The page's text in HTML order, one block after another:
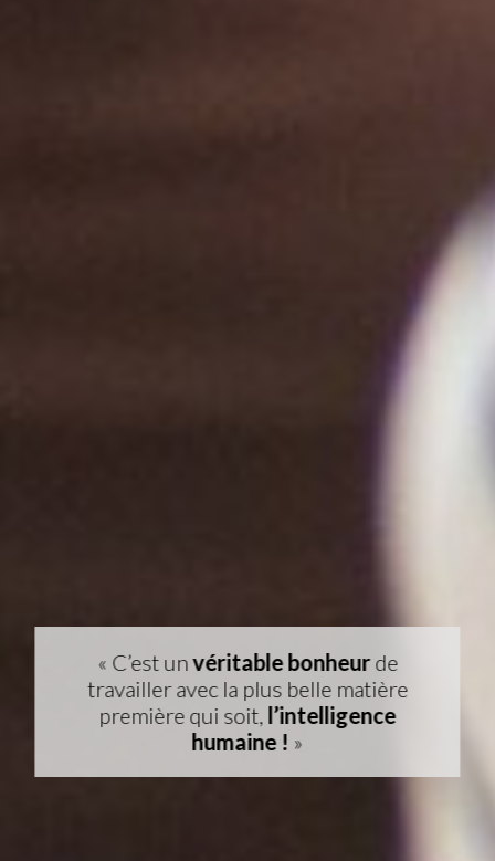
« C’est unvéritable bonheurde
travailler avec la plus belle matière
première qui soit, l’intelligence
humaine ! »